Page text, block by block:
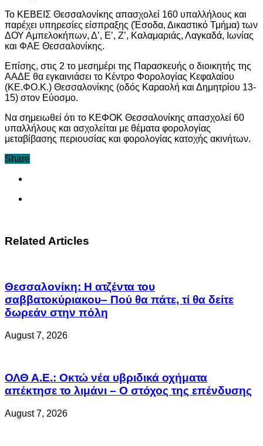
Το ΚΕΒΕΙΣ Θεσσαλονίκης απασχολεί 160 υπαλλήλους και
παρέχει υπηρεσίες είσπραξης (Έσοδα, Δικαστικό Τμήμα) των
ΔΟΥ Αμπελοκήπων, Δ’, Ε’, Ζ’, Καλαμαριάς, Λαγκαδά, Ιωνίας
και ΦΑΕ Θεσσαλονίκης.
Επίσης, στις 2 το μεσημέρι της Παρασκευής ο διοικητής της
ΑΑΔΕ θα εγκαινιάσει το Κέντρο Φορολογίας Κεφαλαίου
(ΚΕ.ΦΟ.Κ.) Θεσσαλονίκης (οδός Καραολή και Δημητρίου 13-
15) στον Εύοσμο.
Να σημειωθεί ότι το ΚΕΦΟΚ Θεσσαλονίκης απασχολεί 60
υπαλλήλους και ασχολείται με θέματα φορολογίας
μεταβίβασης περιουσίας και φορολογίας κατοχής ακινήτων.
Share
Related Articles
Θεσσαλονίκη: Η ατζέντα του
σαββατοκύριακου– Πού θα πάτε, τί θα δείτε
δωρεάν στην πόλη
August 7, 2026
ΟΛΘ Α.Ε.: Οκτώ νέα υβριδικά οχήματα
απέκτησε το λιμάνι – Ο στόχος της επένδυσης
August 7, 2026